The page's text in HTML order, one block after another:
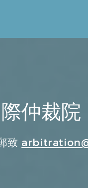
仲裁院
致